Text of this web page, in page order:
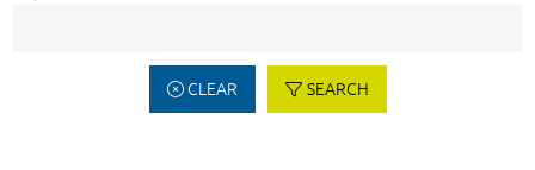
CLEAR SEARCH